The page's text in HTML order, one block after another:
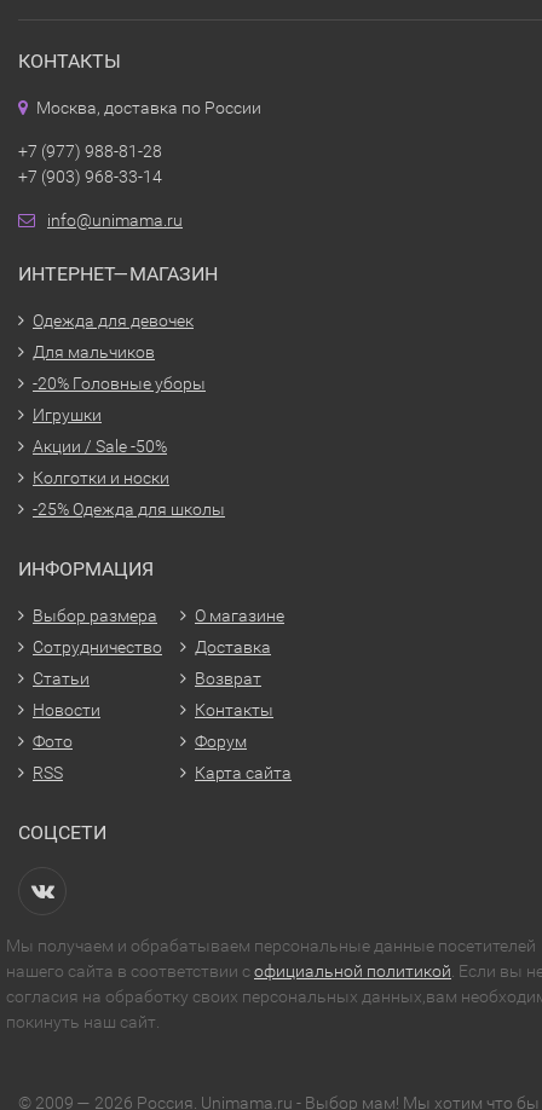
КОНТАКТЫ
Москва, доставка по России
+7 (977) 988-81-28
+7 (903) 968-33-14
info@unimama.ru
ИНТЕРНЕТ—МАГАЗИН
Одежда для девочек
Для мальчиков
-20% Головные уборы
Игрушки
Акции / Sale -50%
Колготки и носки
-25% Одежда для школы
ИНФОРМАЦИЯ
Выбор размера
Сотрудничество
Статьи
Новости
Фото
RSS
О магазине
Доставка
Возврат
Контакты
Форум
Карта сайта
СОЦСЕТИ
Мы получаем и обрабатываем персональные данные посетителей
нашего сайта в соответствии софициальной политикой . Если вы
согласия на обработку своих персональных данных,вам
покинуть наш сайт.
© 2009 — 2026 Россия. Unimama.ru - Выбор мам! Мы хотим что бы